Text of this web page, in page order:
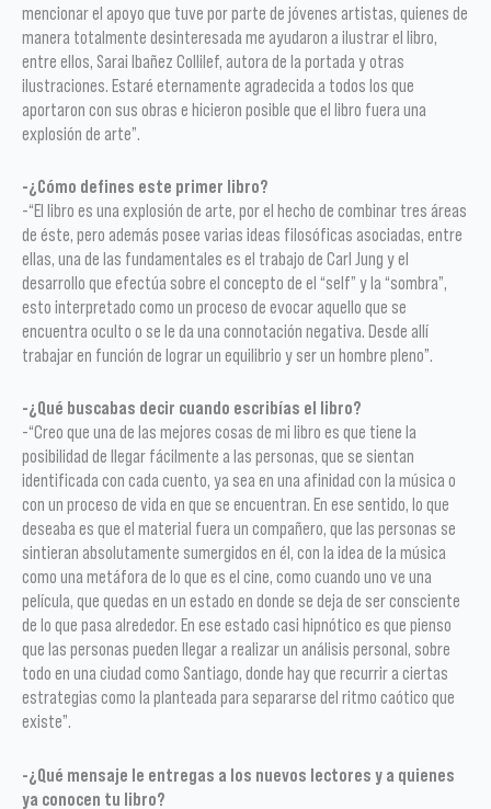
mencionar el apoyo que tuve por parte de jóvenes artistas, quienes de
manera totalmente desinteresada me ayudaron a ilustrar el libro,
entre ellos, Sarai Ibañez Collilef, autora de la portada y otras
ilustraciones. Estaré eternamente agradecida a todos los que
aportaron con sus obras e hicieron posible que el libro fuera una
explosión de arte”.
-¿Cómo defines este primer libro?
-“El libro es una explosión de arte, por el hecho de combinar tres áreas
de éste, pero además posee varias ideas filosóficas asociadas, entre
ellas, una de las fundamentales es el trabajo de Carl Jung y el
desarrollo que efectúa sobre el concepto de el “self” y la “sombra”,
esto interpretado como un proceso de evocar aquello que se
encuentra oculto o se le da una connotación negativa. Desde allí
trabajar en función de lograr un equilibrio y ser un hombre pleno”.
-¿Qué buscabas decir cuando escribías el libro?
-“Creo que una de las mejores cosas de mi libro es que tiene la
posibilidad de llegar fácilmente a las personas, que se sientan
identificada con cada cuento, ya sea en una afinidad con la música o
con un proceso de vida en que se encuentran. En ese sentido, lo que
deseaba es que el material fuera un compañero, que las personas se
sintieran absolutamente sumergidos en él, con la idea de la música
como una metáfora de lo que es el cine, como cuando uno ve una
película, que quedas en un estado en donde se deja de ser consciente
de lo que pasa alrededor. En ese estado casi hipnótico es que pienso
que las personas pueden llegar a realizar un análisis personal, sobre
todo en una ciudad como Santiago, donde hay que recurrir a ciertas
estrategias como la planteada para separarse del ritmo caótico que
existe”.
-¿Qué mensaje le entregas a los nuevos lectores y a quienes
ya conocen tu libro?